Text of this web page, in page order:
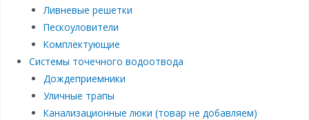
Ливневые решетки
Пескоуловители
Комплектующие
Системы точечного водоотвода
Дождеприемники
Уличные трапы
Канализационные люки (товар не добавляем)